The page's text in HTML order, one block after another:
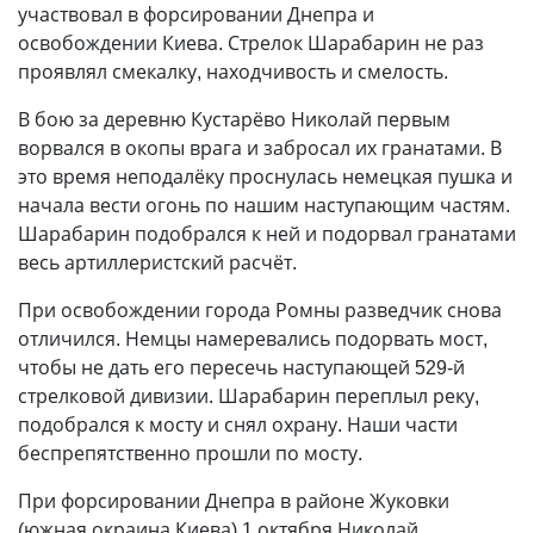
участвовал в форсировании Днепра и
освобождении Киева. Стрелок Шарабарин не раз
проявлял смекалку, находчивость и смелость.
В бою за деревню Кустарёво Николай первым
ворвался в окопы врага и забросал их гранатами. В
это время неподалёку проснулась немецкая пушка и
начала вести огонь по нашим наступающим частям.
Шарабарин подобрался к ней и подорвал гранатами
весь артиллеристский расчёт.
При освобождении города Ромны разведчик снова
отличился. Немцы намеревались подорвать мост,
чтобы не дать его пересечь наступающей 529-й
стрелковой дивизии. Шарабарин переплыл реку,
подобрался к мосту и снял охрану. Наши части
беспрепятственно прошли по мосту.
При форсировании Днепра в районе Жуковки